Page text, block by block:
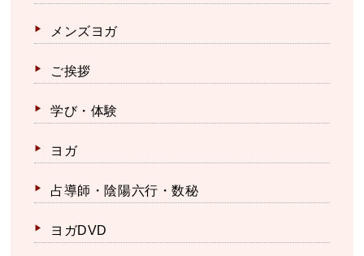
メンズヨガ
ご挨拶
学び・体験
ヨガ
占導師・陰陽六行・数秘
ヨガDVD